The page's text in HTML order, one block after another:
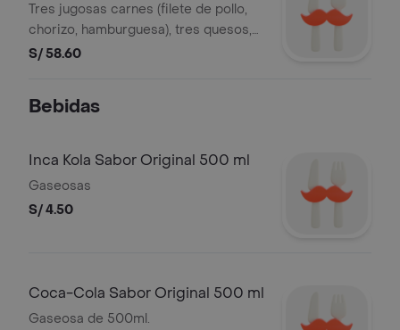
Tres jugosas carnes (filete de pollo,
chorizo, hamburguesa), tres quesos,
tocino, champiñones salteados,
S/ 58.60
Bebidas
Inca Kola Sabor Original 500 ml
Gaseosas
S/ 4.50
Coca-Cola Sabor Original 500 ml
Gaseosa de 500ml.